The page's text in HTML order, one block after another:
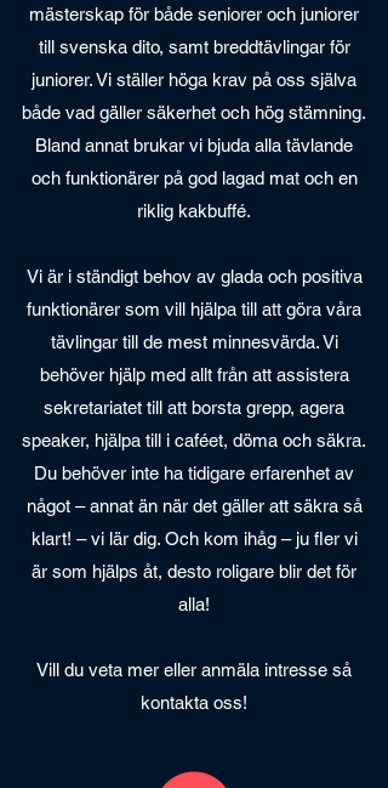
mästerskap för både seniorer och juniorer
till svenska dito, samt breddtävlingar för
juniorer. Vi ställer höga krav på oss själva
både vad gäller säkerhet och hög stämning.
Bland annat brukar vi bjuda alla tävlande
och funktionärer på god lagad mat och en
riklig kakbuffé.
Vi är i ständigt behov av glada och positiva
funktionärer som vill hjälpa till att göra våra
tävlingar till de mest minnesvärda. Vi
behöver hjälp med allt från att assistera
sekretariatet till att borsta grepp, agera
speaker, hjälpa till i caféet, döma och säkra.
Du behöver inte ha tidigare erfarenhet av
något – annat än när det gäller att säkra så
klart! – vi lär dig. Och kom ihåg – ju fler vi
är som hjälps åt, desto roligare blir det för
alla!
Vill du veta mer eller anmäla intresse så
kontakta oss!